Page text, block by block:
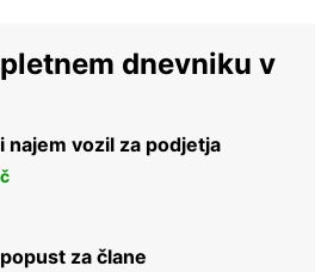
dnevniku v
najem vozil za podjetja
za člane